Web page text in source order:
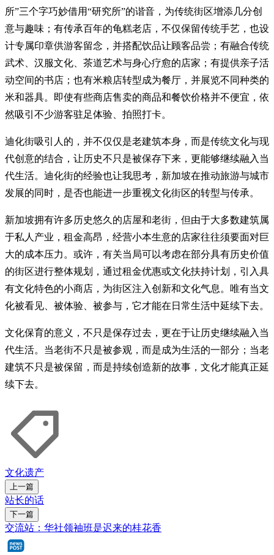
所”三个字巧妙借用“研究所”的谐音，为传统街区增添几分创
意与趣味；有传承百年的龟糕老店，不仅保留传统手艺，也设
计专属印章供游客留念，并搭配饮品让顾客品尝；有融合传统
武术、汉服文化、茶道艺术与身心疗愈的店家；有提供亲子活
动空间的书店；也有米粮店转型成为餐厅，并展览不同种类的
米和器具。即使有些商店售卖的商品和餐饮价格并不便宜，依
然吸引不少游客驻足体验、拍照打卡。
迪化街吸引人的，并不仅仅是老建筑本身，而是传统文化与现
代创意的结合，让历史不只是被保存下来，更能够继续融入当
代生活。 迪化街的经验也让我思考，新加坡在推动旅游与城市
发展的同时，是否也能进一步重视文化街区的转型与传承。
新加坡拥有许多历史悠久的店屋和老街，但由于大多数建筑属
于私人产业，租金高昂，经营小本生意的店家往往须要面对巨
大的成本压力。或许，有关当局可以考虑在部分具有历史价值
的街区进行整体规划，通过租金优惠或文化扶持计划，引入具
有文化特色的小商店，为街区注入创新和文化气息。唯有当文
化被看见、被体验、被参与，它才能在日常生活中延续下去。
文化保育的意义，不只是保存过去，更在于让历史继续融入当
代生活。当老街不只是被参观，而是成为生活的一部分；当老
建筑不只是被保留，而是持续创造新的故事，文化才能真正延
续下去。
文化遗产
上一篇
站长的话
下一篇
交流站：华社领袖班是迟来的桂花香